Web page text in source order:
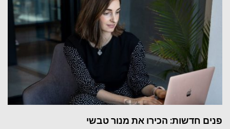
פנים חדשות: הכירו את מנור טבשי